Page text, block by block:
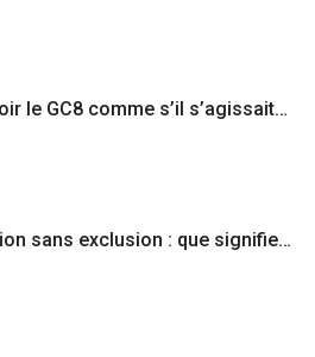
le GC8 comme s’il s’agissait…
sans exclusion : que signifie…